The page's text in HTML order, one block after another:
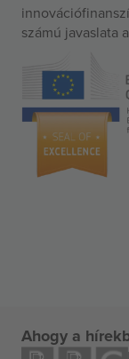
számú javaslata
Ahogy a